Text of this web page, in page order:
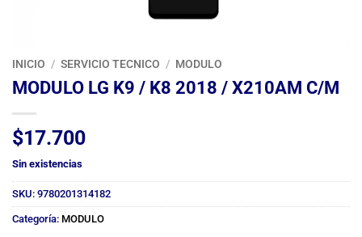
INICIO / SERVICIO TECNICO / MODULO
MODULO LG K9 / K8 2018 / X210AM C/M
$17.700
Sin existencias
SKU: 9780201314182
Categoría: MODULO